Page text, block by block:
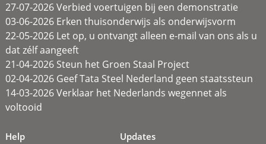
27-07-2026 Verbied voertuigen bij een demonstratie
03-06-2026 Erken thuisonderwijs als onderwijsvorm
22-05-2026 Let op, u ontvangt alleen e-mail van ons als u
dat zélf aangeeft
21-04-2026 Steun het Groen Staal Project
02-04-2026 Geef Tata Steel Nederland geen staatssteun
14-03-2026 Verklaar het Nederlands wegennet als
voltooid
Help
Updates